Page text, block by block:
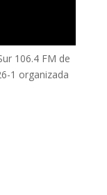
106.4 FM de
1 organizada